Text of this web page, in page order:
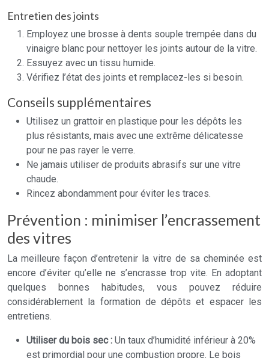
Entretien des joints
Employez une brosse à dents souple trempée dans du
vinaigre blanc pour nettoyer les joints autour de la vitre.
Essuyez avec un tissu humide.
Vérifiez l’état des joints et remplacez-les si besoin.
Conseils supplémentaires
Utilisez un grattoir en plastique pour les dépôts les
plus résistants, mais avec une extrême délicatesse
pour ne pas rayer le verre.
Ne jamais utiliser de produits abrasifs sur une vitre
chaude.
Rincez abondamment pour éviter les traces.
Prévention : minimiser l’encrassement
des vitres
La meilleure façon d’entretenir la vitre de sa cheminée est
encore d’éviter qu’elle ne s’encrasse trop vite. En adoptant
quelques bonnes habitudes, vous pouvez réduire
considérablement la formation de dépôts et espacer les
entretiens.
Utiliser du bois sec : Un taux d’humidité inférieur à 20%
est primordial pour une combustion propre. Le bois